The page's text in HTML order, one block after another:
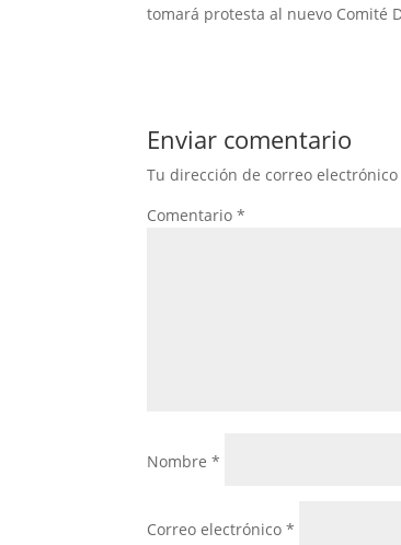
tomará protesta al nuevo Comité
Enviar comentario
Tu dirección de correo
Comentario*
Nombre*
Correo electrónico*